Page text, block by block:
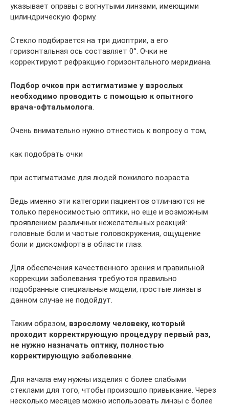
указывает оправы с вогнутыми линзами, имеющими
цилиндрическую форму.
Стекло подбирается на три диоптрии, а его
горизонтальная ось составляет 0°. Очки не
корректируют рефракцию горизонтального меридиана.
Подбор очков при астигматизме у взрослых
необходимо проводить с помощью к опытного
врача-офтальмолога.
Очень внимательно нужно отнестись к вопросу о том,
как подобрать очки
при астигматизме для людей пожилого возраста.
Ведь именно эти категории пациентов отличаются не
только переносимостью оптики, но еще и возможным
проявлением различных нежелательных реакций:
головные боли и частые головокружения, ощущение
боли и дискомфорта в области глаз.
Для обеспечения качественного зрения и правильной
коррекции заболевания требуются правильно
подобранные специальные модели, простые линзы в
данном случае не подойдут.
Таким образом, взрослому человеку, который
проходит корректирующую процедуру первый раз,
не нужно назначать оптику, полностью
корректирующую заболевание.
Для начала ему нужны изделия с более слабыми
стеклами для того, чтобы произошло привыкание. Через
несколько месяцев можно использовать линзы с более